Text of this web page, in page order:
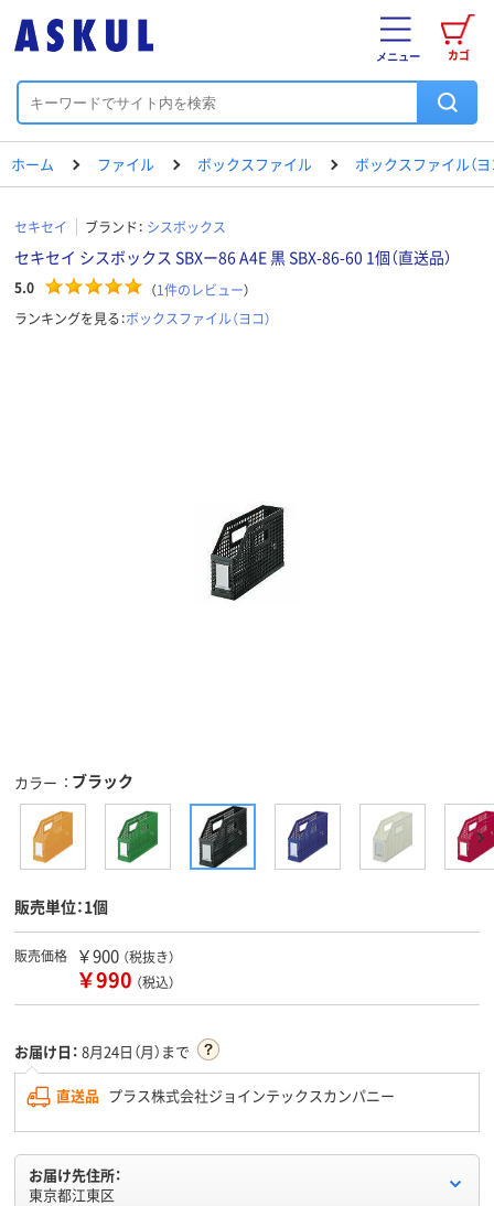
カゴ
メニュー
ホーム ファイル ボックスファイル ボックスファイル（ヨ
セキセイ ブランド： シスボックス
セキセイ シスボックス SBXー86 A4E 黒 SBX-86-60 1個（直送品）
5.0 （1件のレビュー）
ランキングを見る：ボックスファイル（ヨコ）
カラー ブラック
販売単位：1個
販売価格 ￥900 （税抜き）
￥990 （税込）
お届け日： 8月24日（月）まで
直送品 プラス株式会社ジョインテックスカンパニー
お届け先住所：
東京都江東区